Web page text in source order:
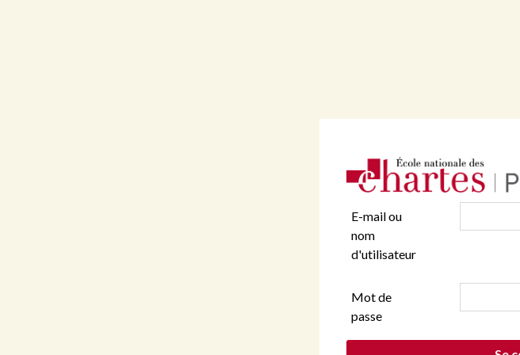
E-mail ou
nom
d'utilisateur
Mot de
passe